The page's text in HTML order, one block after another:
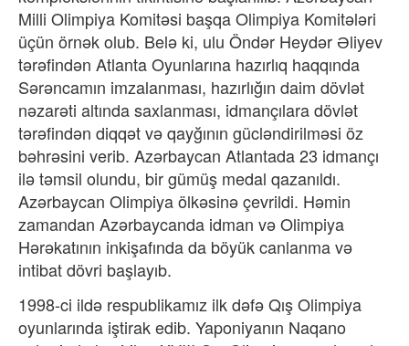
Milli Olimpiya Komitəsi başqa Olimpiya Komitələri
üçün örnək olub. Belə ki, ulu Öndər Heydər Əliyev
tərəfindən Atlanta Oyunlarına hazırlıq haqqında
Sərəncamın imzalanması, hazırlığın daim dövlət
nəzarəti altında saxlanması, idmançılara dövlət
tərəfindən diqqət və qayğının gücləndirilməsi öz
bəhrəsini verib. Azərbaycan Atlantada 23 idmançı
ilə təmsil olundu, bir gümüş medal qazanıldı.
Azərbaycan Olimpiya ölkəsinə çevrildi. Həmin
zamandan Azərbaycanda idman və Olimpiya
Hərəkatının inkişafında da böyük canlanma və
intibat dövri başlayıb.
1998-ci ildə respublikamız ilk dəfə Qış Olimpiya
oyunlarında iştirak edib. Yaponiyanın Naqano